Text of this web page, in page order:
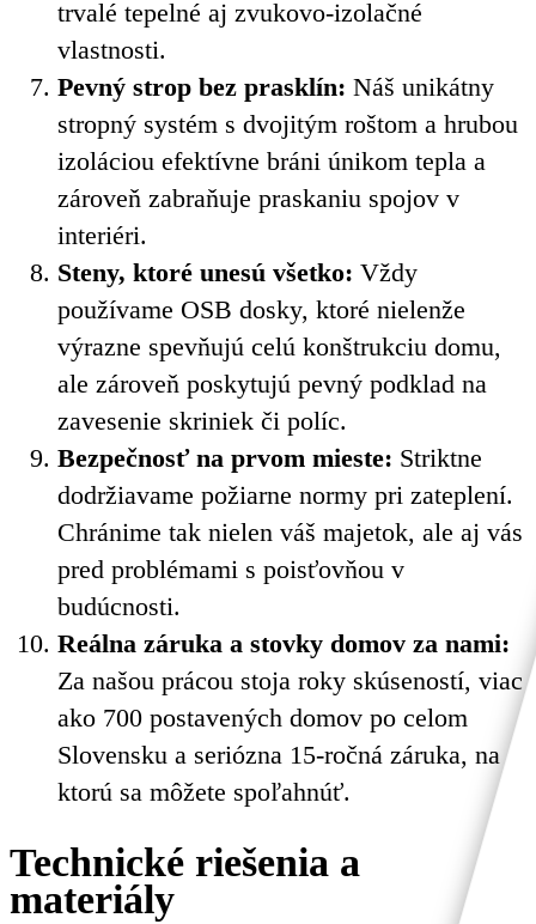
trvalé tepelné aj zvukovo-izolačné
vlastnosti.
Pevný strop bez prasklín: Náš unikátny
stropný systém s dvojitým roštom a hrubou
izoláciou efektívne bráni únikom tepla a
zároveň zabraňuje praskaniu spojov v
interiéri.
Steny, ktoré unesú všetko: Vždy
používame OSB dosky, ktoré nielenže
výrazne spevňujú celú konštrukciu domu,
ale zároveň poskytujú pevný podklad na
zavesenie skriniek či políc.
Bezpečnosť na prvom mieste: Striktne
dodržiavame požiarne normy pri zateplení.
Chránime tak nielen váš majetok, ale aj vás
pred problémami s poisťovňou v
budúcnosti.
Reálna záruka a stovky domov za nami:
Za našou prácou stoja roky skúseností, viac
ako 700 postavených domov po celom
Slovensku a seriózna 15-ročná záruka, na
ktorú sa môžete spoľahnúť.
Technické riešenia a
materiály